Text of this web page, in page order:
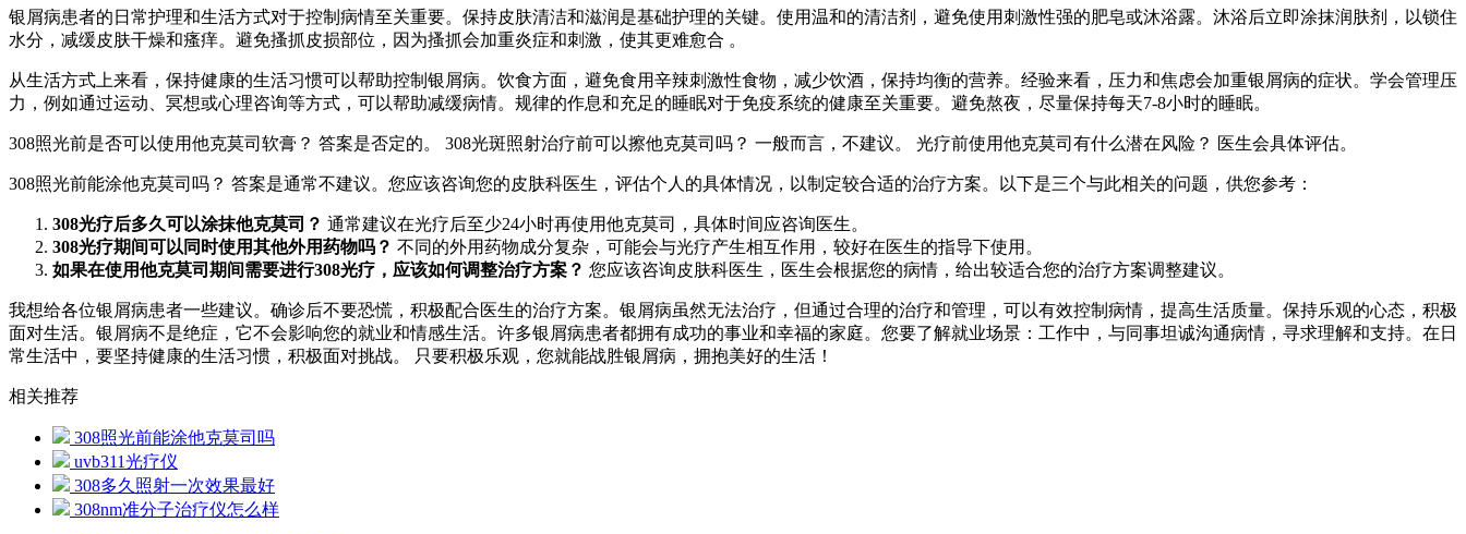
银屑病患者的日常护理和生活方式对于控制病情至关重要。保持皮肤清洁和滋润是基础护理的关键。使用温和的清洁剂，避免使用刺激性强的肥皂或沐浴露。沐浴后立即涂抹润肤剂，以锁住
水分，减缓皮肤干燥和瘙痒。避免搔抓皮损部位，因为搔抓会加重炎症和刺激，使其更难愈合 。
从生活方式上来看，保持健康的生活习惯可以帮助控制银屑病。饮食方面，避免食用辛辣刺激性食物，减少饮酒，保持均衡的营养。经验来看，压力和焦虑会加重银屑病的症状。学会管理压
力，例如通过运动、冥想或心理咨询等方式，可以帮助减缓病情。规律的作息和充足的睡眠对于免疫系统的健康至关重要。避免熬夜，尽量保持每天7-8小时的睡眠。
308照光前是否可以使用他克莫司软膏？ 答案是否定的。 308光斑照射治疗前可以擦他克莫司吗？ 一般而言，不建议。 光疗前使用他克莫司有什么潜在风险？ 医生会具体评估。
308照光前能涂他克莫司吗？ 答案是通常不建议。您应该咨询您的皮肤科医生，评估个人的具体情况，以制定较合适的治疗方案。以下是三个与此相关的问题，供您参考：
308光疗后多久可以涂抹他克莫司？ 通常建议在光疗后至少24小时再使用他克莫司，具体时间应咨询医生。
308光疗期间可以同时使用其他外用药物吗？ 不同的外用药物成分复杂，可能会与光疗产生相互作用，较好在医生的指导下使用。
如果在使用他克莫司期间需要进行308光疗，应该如何调整治疗方案？ 您应该咨询皮肤科医生，医生会根据您的病情，给出较适合您的治疗方案调整建议。
我想给各位银屑病患者一些建议。确诊后不要恐慌，积极配合医生的治疗方案。银屑病虽然无法治疗，但通过合理的治疗和管理，可以有效控制病情，提高生活质量。保持乐观的心态，积极
面对生活。银屑病不是绝症，它不会影响您的就业和情感生活。许多银屑病患者都拥有成功的事业和幸福的家庭。您要了解就业场景：工作中，与同事坦诚沟通病情，寻求理解和支持。在日
常生活中，要坚持健康的生活习惯，积极面对挑战。 只要积极乐观，您就能战胜银屑病，拥抱美好的生活！
相关推荐
308照光前能涂他克莫司吗
uvb311光疗仪
308多久照射一次效果最好
308nm准分子治疗仪怎么样